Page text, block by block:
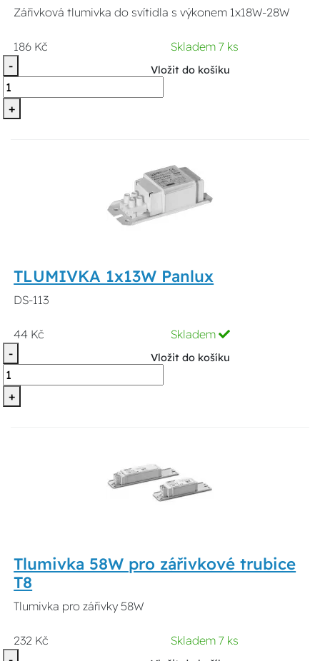
Zářivková tlumivka do svítidla s výkonem 1x18W-28W
186 Kč
Skladem 7 ks
-
+
Vložit do košíku
TLUMIVKA 1x13W Panlux
DS-113
44 Kč
Skladem
-
+
Vložit do košíku
Tlumivka 58W pro zářivkové trubice
T8
Tlumivka pro zářivky 58W
232 Kč
Skladem 7 ks